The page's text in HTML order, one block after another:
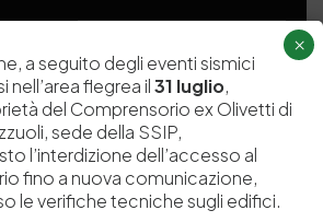
Amministrazione Trasparente
Iva07936981211
a seguito degli eventi sismici
nell’area flegrea il31 luglio,
del Comprensorio ex Olivetti di
sede della SSIP,
l’interdizione dell’accesso al
fino a nuova comunicazione,
le verifiche tecniche sugli edifici.
×